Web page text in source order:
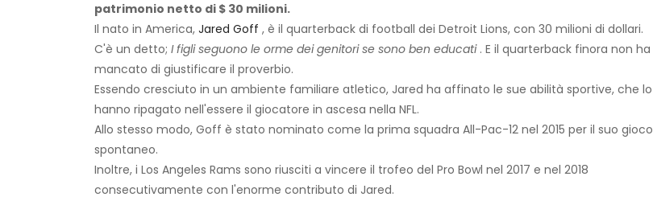
patrimonio netto di $ 30 milioni.
Il nato in America, Jared Goff , è il quarterback di football dei Detroit Lions, con 30 milioni di dollari.
C'è un detto; I figli seguono le orme dei genitori se sono ben educati. E il quarterback finora non ha
mancato di giustificare il proverbio.
Essendo cresciuto in un ambiente familiare atletico, Jared ha affinato le sue abilità sportive, che lo
hanno ripagato nell'essere il giocatore in ascesa nella NFL.
Allo stesso modo, Goff è stato nominato come la prima squadra All-Pac-12 nel 2015 per il suo gioco
spontaneo.
Inoltre, i Los Angeles Rams sono riusciti a vincere il trofeo del Pro Bowl nel 2017 e nel 2018
consecutivamente con l'enorme contributo di Jared.